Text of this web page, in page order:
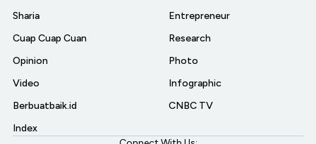
Sharia
Cuap Cuap Cuan
Opinion
Video
Berbuatbaik.id
Index
Entrepreneur
Research
Photo
Infographic
CNBC TV